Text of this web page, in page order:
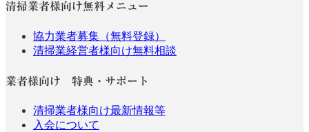
清掃業者様向け無料メニュー
協力業者募集（無料登録）
清掃業経営者様向け無料相談
業者様向け 特典・サポート
清掃業者様向け最新情報等
入会について